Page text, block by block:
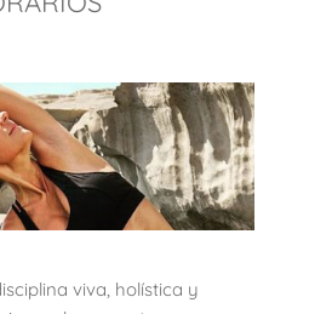
viva, holística y